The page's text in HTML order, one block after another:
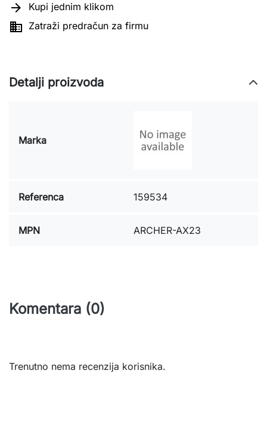
 Kupi jednim klikom
 Zatraži predračun za firmu
Detalji proizvoda
Marka
Referenca 159534
MPN ARCHER-AX23
Komentara (0)
Trenutno nema recenzija korisnika.